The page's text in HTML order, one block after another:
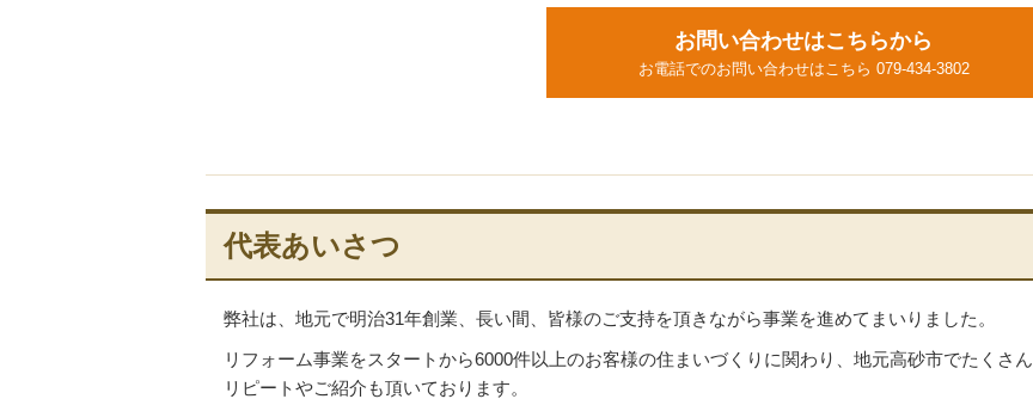
お問い合わせはこちらから
お電話でのお問い合わせはこちら 079-434-3802
代表あいさつ
弊社は、地元で明治31年創業、長い間、皆様のご支持を頂きながら事業を進めてまいりました。
リフォーム事業をスタートから6000件以上のお客様の住まいづくりに関わり、地元高砂市でたくさん
リピートやご紹介も頂いております。